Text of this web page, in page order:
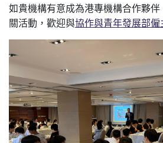
如貴機構有意成為港專機構合作夥
關活動，歡迎與協作與青年發展部僱